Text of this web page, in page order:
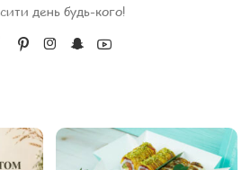
день будь-кого!